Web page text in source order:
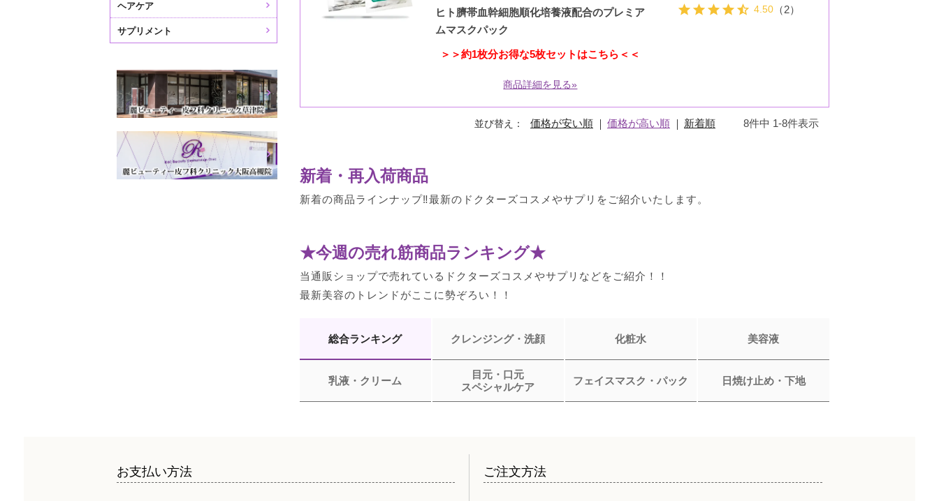
ヒト臍帯血幹細胞順化培養液配合のプレミア
ムマスクパック
＞＞約1枚分お得な5枚セットはこちら＜＜
商品詳細を見る»
4.50 （2）
並び替え 価格が安い順 価格が高い順 新着順 8件中 1-8件表示
新着・再入荷商品
新着の商品ラインナップ‼最新のドクターズコスメやサプリをご紹介いたします。
★今週の売れ筋商品ランキング★
当通販ショップで売れているドクターズコスメやサプリなどをご紹介！！
最新美容のトレンドがここに勢ぞろい！！
総合ランキング クレンジング・洗顔 化粧水 美容液
乳液・クリーム
目元・口元
スペシャルケア
フェイスマスク・パック 日焼け止め・下地
ヘアケア
サプリメント
お支払い方法 ご注文方法